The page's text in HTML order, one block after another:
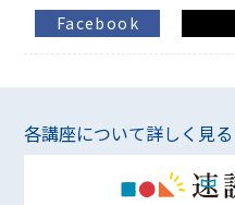
Facebook
各講座について詳しく見る